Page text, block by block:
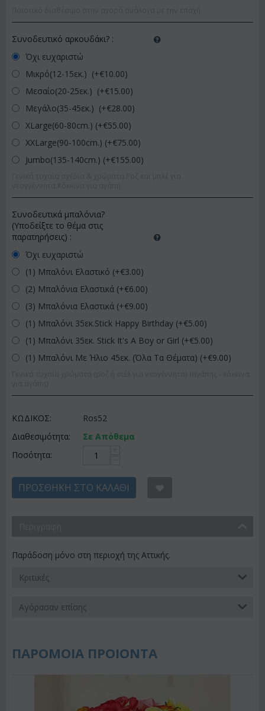
Συνοδευτικό αρκουδάκι? :
Όχι ευχαριστώ
Μικρό(12-15εκ.) (+€10.00)
Μεσαίο(20-25εκ.) (+€15.00)
Μεγάλο(35-45εκ.) (+€28.00)
XLarge(60-80cm.) (+€55.00)
XXLarge(90-100cm.) (+€75.00)
Jumbo(135-140cm.) (+€155.00)
Συνοδευτικά μπαλόνια?
(Υποδείξτε το θέμα στις
παρατηρήσεις) :
Όχι ευχαριστώ
(1) Μπαλόνι Ελαστικό (+€3.00)
(2) Μπαλόνια Ελαστικά (+€6.00)
(3) Μπαλόνια Ελαστικά (+€9.00)
(1) Μπαλόνι 35εκ.Stick Happy Birthday (+€5.00)
(1) Μπαλόνι 35εκ. Stick It's A Boy or Girl (+€5.00)
(1) Μπαλόνι Με Ήλιο 45εκ. (Όλα Τα Θέματα) (+€9.00)
ΚΩΔΙΚΟΣ:
Ros52
Διαθεσιμότητα:
Σε Απόθεμα
Ποσότητα:
ΠΡΟΣΘΉΚΗ ΣΤΟ ΚΑΛΆΘΙ
Παράδοση μόνο στη περιοχή της Αττικής.
Κριτικές
Αγόρασαν επίσης
ΠΑΡΟΜΟΙΑ ΠΡΟΙΟΝΤΑ